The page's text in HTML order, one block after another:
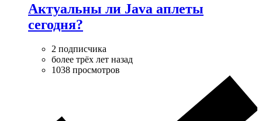
Актуальны ли Java аплеты
сегодня?
2 подписчика
более трёх лет назад
1038 просмотров